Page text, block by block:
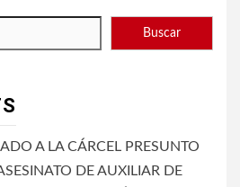
Buscar
A LA CÁRCEL PRESUNTO
DE AUXILIAR DE